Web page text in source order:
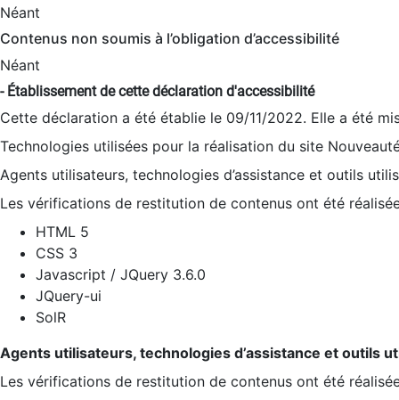
Néant
Contenus non soumis à l’obligation d’accessibilité
Néant
- Établissement de cette déclaration d'accessibilité
Cette déclaration a été établie le 09/11/2022. Elle a été
Technologies utilisées pour la réalisation du site
Agents utilisateurs, technologies d’assistance et outils
Les vérifications de restitution de contenus ont été
HTML 5
CSS 3
Javascript / JQuery 3.6.0
JQuery-ui
SolR
Agents utilisateurs, technologies d’assistance et outils
Les vérifications de restitution de contenus ont été